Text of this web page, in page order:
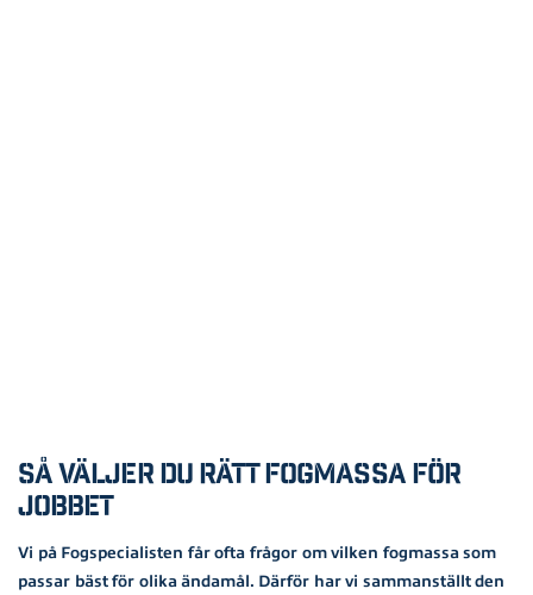
Så väljer du rätt fogmassa för
jobbet
Vi på Fogspecialisten får ofta frågor om vilken fogmassa som
passar bäst för olika ändamål. Därför har vi sammanställt den